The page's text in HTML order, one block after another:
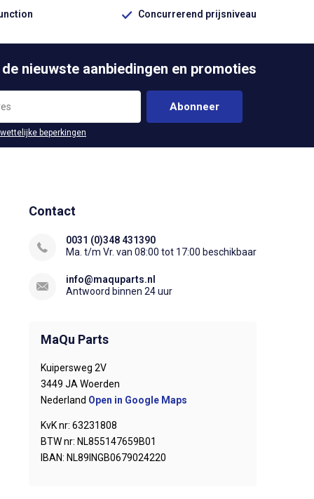
Concurrerend prijsniveau
nieuwste aanbiedingen en promoties
Abonneer
beperkingen
Contact
0031 (0)348 431390
Ma. t/m Vr. van 08:00 tot 17:00 beschikbaar
info@maquparts.nl
Antwoord binnen 24 uur
MaQu Parts
Kuipersweg 2V
3449 JA Woerden
Nederland Open in Google Maps
KvK nr: 63231808
BTW nr: NL855147659B01
IBAN: NL89INGB0679024220